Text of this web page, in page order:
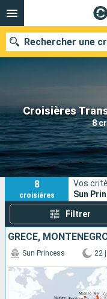
Croisières
8
Rechercher une
Nos destinations
Mois de départ
Ports
8
croisières
Vos
Sun
Filtrer
Sun Princess 22 j